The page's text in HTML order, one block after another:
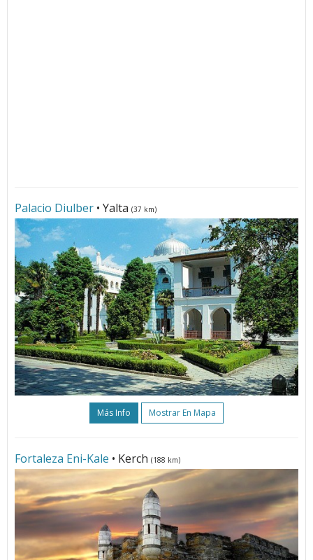
Palacio Diulber • Yalta (37 km)
Más Info Mostrar En Mapa
Fortaleza Eni-Kale • Kerch (188 km)